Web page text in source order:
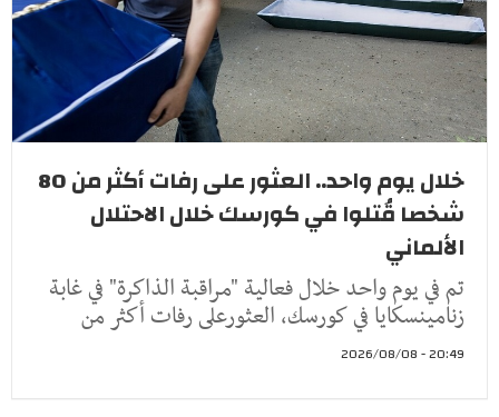
خلال يوم واحد.. العثور على رفات أكثر من 80
شخصا قُتلوا في كورسك خلال الاحتلال
الألماني
تم في يوم واحد خلال فعالية "مراقبة الذاكرة" في غابة
زنامينسكايا في كورسك، العثورعلى رفات أكثر من
20:49 - 2026/08/08